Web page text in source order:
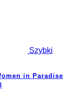
Szybki
in Paradise